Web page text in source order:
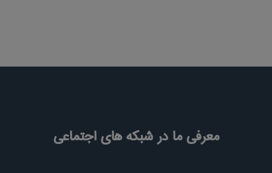
معرفی ما در شبکه های اجتماعی